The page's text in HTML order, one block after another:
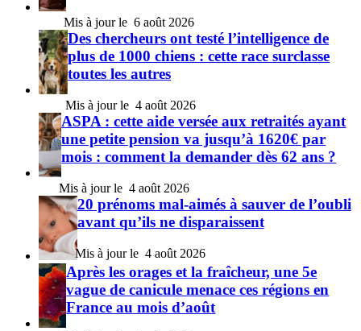
6 août 2026
Des chercheurs ont testé l’intelligence de
plus de 1000 chiens : cette race surclasse
toutes les autres
4 août 2026
ASPA : cette aide versée aux retraités ayant
une petite pension va jusqu’à 1620€ par
mois : comment la demander dès 62 ans ?
4 août 2026
20 prénoms mal-aimés à sauver de l’oubli
avant qu’ils ne disparaissent
4 août 2026
Après les orages et la fraîcheur, une 5e
vague de canicule menace ces régions en
France au mois d’août